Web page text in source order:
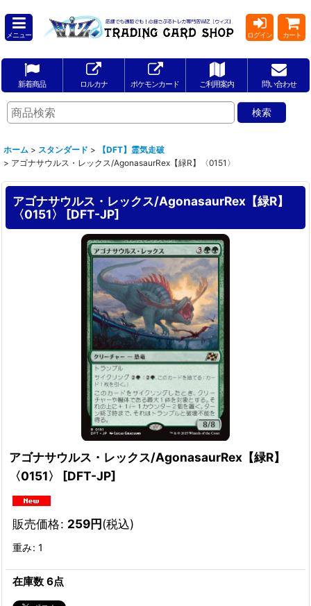
メニュー ログイン カート
新着商品 ロルカナ ポケモンカード ご利用案内 問い合わせ
ホーム > スタンダード >
【DFT】霊気走破
> アゴナサウルス・レックス/AgonasaurRex【緑R】〈0151〉
アゴナサウルス・レックス/AgonasaurRex【緑R】
〈0151〉
[DFT-JP]
アゴナサウルス・レックス/AgonasaurRex【緑R】
〈0151〉
[DFT-JP]
販売価格: 259円(税込)
重み: 1
在庫数 6点